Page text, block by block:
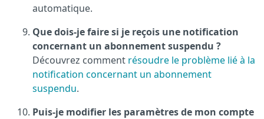
automatique.
Que dois-je faire si je reçois une notification
concernant un abonnement suspendu ?
Découvrez comment résoudre le problème lié à la
notification concernant un abonnement
suspendu.
Puis-je modifier les paramètres de mon compte